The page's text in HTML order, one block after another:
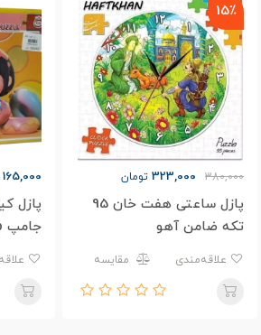
15٪
380,000
323,000 تومان
پازل ساعتی هفت خان 95
تکه ضامن آهو
مقایسه
165,000
جامپ Roro Jump